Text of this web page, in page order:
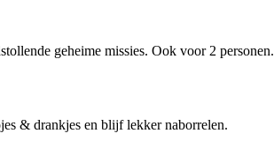
geheime missies. Ook voor 2 personen.
& drankjes en blijf lekker naborrelen.